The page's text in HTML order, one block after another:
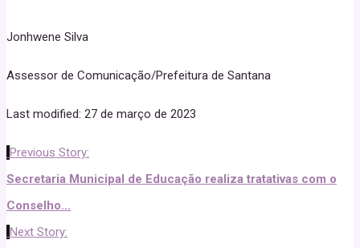
Jonhwene Silva
Assessor de Comunicação/Prefeitura de Santana
Last modified: 27 de março de 2023
Previous Story:
Secretaria Municipal de Educação realiza tratativas com o
Conselho...
Next Story: